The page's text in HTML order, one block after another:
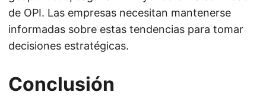
de OPI. Las empresas necesitan mantenerse
informadas sobre estas tendencias para tomar
decisiones estratégicas.
Conclusión